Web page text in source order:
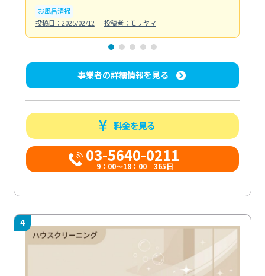
お風呂清掃
投稿日：2025/02/12
投稿者：モリヤマ
事業者の詳細情報を見る
料金を見る
03-5640-0211
9：00～18：00 365日
4